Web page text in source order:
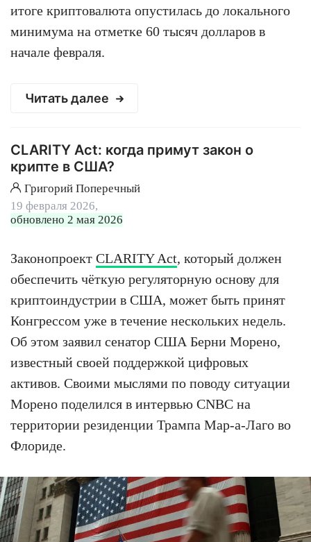
итоге криптовалюта опустилась до локального
минимума на отметке 60 тысяч долларов в
начале февраля.
Читать далее
CLARITY Act: когда примут закон о
крипте в США?
Григорий Поперечный
19 февраля 2026,
обновлено 2 мая 2026
Законопроект CLARITY Act, который должен
обеспечить чёткую регуляторную основу для
криптоиндустрии в США, может быть принят
Конгрессом уже в течение нескольких недель.
Об этом заявил сенатор США Берни Морено,
известный своей поддержкой цифровых
активов. Своими мыслями по поводу ситуации
Морено поделился в интервью CNBC на
территории резиденции Трампа Мар-а-Лаго во
Флориде.